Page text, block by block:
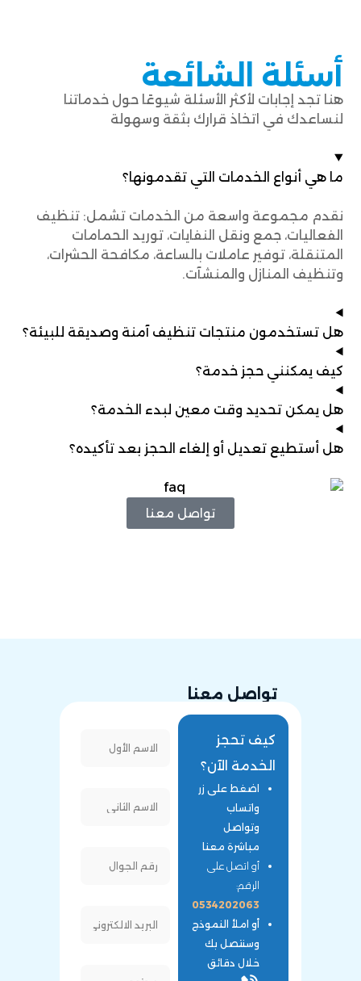
أسئلة الشائعة
هنا تجد إجابات لأكثر الأسئلة شيوعًا حول خدماتنا
لنساعدك في اتخاذ قرارك بثقة وسهولة
ما هي أنواع الخدمات التي تقدمونها؟
نقدم مجموعة واسعة من الخدمات تشمل: تنظيف
الفعاليات، جمع ونقل النفايات، توريد الحمامات
المتنقلة، توفير عاملات بالساعة، مكافحة الحشرات،
وتنظيف المنازل والمنشآت.
هل تستخدمون منتجات تنظيف آمنة وصديقة للبيئة؟
كيف يمكنني حجز خدمة؟
هل يمكن تحديد وقت معين لبدء الخدمة؟
هل أستطيع تعديل أو إلغاء الحجز بعد تأكيده؟
تواصل معنا
تواصل معنا
كيف تحجز
الخدمة الآن؟
اضغط على زر
واتساب
وتواصل
مباشرة معنا
أو اتصل على
الرقم:
0534202063
أو املأ النموذج
وسنتصل بك
خلال دقائق